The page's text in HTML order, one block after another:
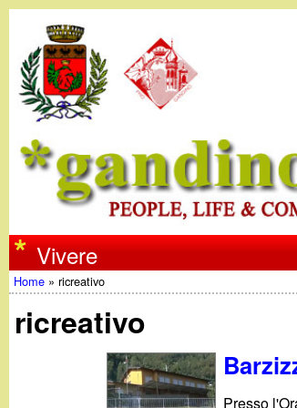
w
w
w
Vivere
Tu
sei
Home »ricreativo
ricreativo
Presso